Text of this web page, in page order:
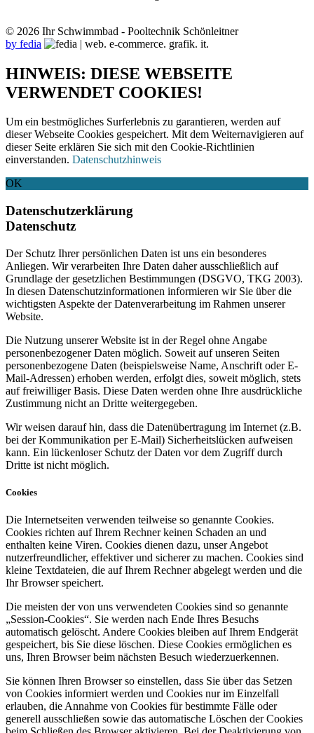
© 2026 Ihr Schwimmbad - Pooltechnik Schönleitner
by fedia
HINWEIS: DIESE WEBSEITE
VERWENDET COOKIES!
Um ein bestmögliches Surferlebnis zu garantieren, werden auf
dieser Webseite Cookies gespeichert. Mit dem Weiternavigieren auf
dieser Seite erklären Sie sich mit den Cookie-Richtlinien
einverstanden. Datenschutzhinweis
OK
Datenschutzerklärung
Datenschutz
Der Schutz Ihrer persönlichen Daten ist uns ein besonderes
Anliegen. Wir verarbeiten Ihre Daten daher ausschließlich auf
Grundlage der gesetzlichen Bestimmungen (DSGVO, TKG 2003).
In diesen Datenschutzinformationen informieren wir Sie über die
wichtigsten Aspekte der Datenverarbeitung im Rahmen unserer
Website.
Die Nutzung unserer Website ist in der Regel ohne Angabe
personenbezogener Daten möglich. Soweit auf unseren Seiten
personenbezogene Daten (beispielsweise Name, Anschrift oder E-
Mail-Adressen) erhoben werden, erfolgt dies, soweit möglich, stets
auf freiwilliger Basis. Diese Daten werden ohne Ihre ausdrückliche
Zustimmung nicht an Dritte weitergegeben.
Wir weisen darauf hin, dass die Datenübertragung im Internet (z.B.
bei der Kommunikation per E-Mail) Sicherheitslücken aufweisen
kann. Ein lückenloser Schutz der Daten vor dem Zugriff durch
Dritte ist nicht möglich.
Cookies
Die Internetseiten verwenden teilweise so genannte Cookies.
Cookies richten auf Ihrem Rechner keinen Schaden an und
enthalten keine Viren. Cookies dienen dazu, unser Angebot
nutzerfreundlicher, effektiver und sicherer zu machen. Cookies sind
kleine Textdateien, die auf Ihrem Rechner abgelegt werden und die
Ihr Browser speichert.
Die meisten der von uns verwendeten Cookies sind so genannte
„Session-Cookies“. Sie werden nach Ende Ihres Besuchs
automatisch gelöscht. Andere Cookies bleiben auf Ihrem Endgerät
gespeichert, bis Sie diese löschen. Diese Cookies ermöglichen es
uns, Ihren Browser beim nächsten Besuch wiederzuerkennen.
Sie können Ihren Browser so einstellen, dass Sie über das Setzen
von Cookies informiert werden und Cookies nur im Einzelfall
erlauben, die Annahme von Cookies für bestimmte Fälle oder
generell ausschließen sowie das automatische Löschen der Cookies